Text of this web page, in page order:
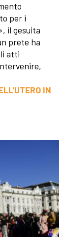
per i
il gesuita
prete ha
atti
IN